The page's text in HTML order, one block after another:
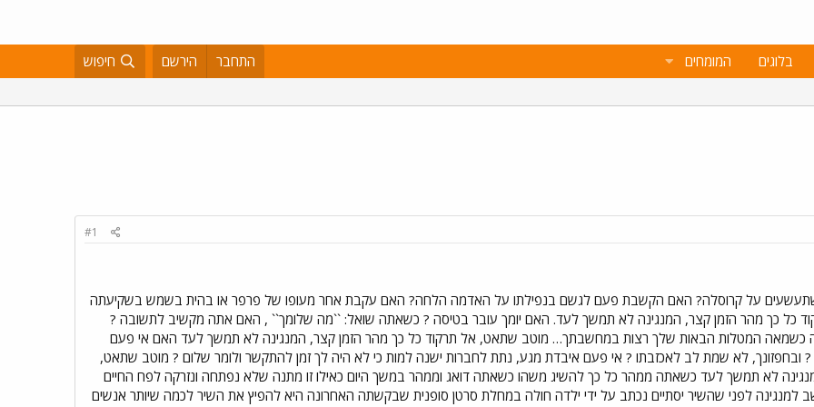
בלוגים המומחים התחבר הירשם חיפוש
#1
על קרוסלה? האם הקשבת פעם לגשם בנפילתו על האדמה הלחה? האם עקבת אחר מעופו של פרפר או בהית בשמש בשקיעתה
כל כך מהר הזמן קצר, המנגינה לא תמשך לעד. האם יומך עובר בטיסה ? כשאתה שואל: ``מה שלומך`` , האם אתה מקשיב לתשובה ?
כשמאה המטלות הבאות שלך רצות במחשבתך… מוטב שתאט, אל תרקוד כל כך מהר הזמן קצר, המנגינה לא תמשך לעד האם אי פעם
לא שמת לב לאכזבתו ? אי פעם איבדת מגע, נתת לחברות ישנה למות כי לא היה לך זמן להתקשר ולומר שלום ? מוטב שתאט,
לא תמשך לעד כשאתה ממהר כל כך להשיג משהו כשאתה דואג וממהר במשך היום כאילו זו מתנה שלא נפתחה ונזרקה לפח החיים
למנגינה לפני שהשיר יסתיים נכתב על ידי ילדה חולה במחלת סרטן סופנית שבקשתה האחרונה היא להפיץ את השיר לכמה שיותר אנשים